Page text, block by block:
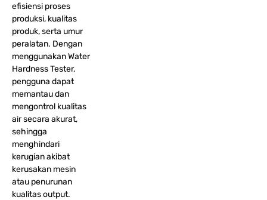
efisiensi proses
produksi, kualitas
produk, serta umur
peralatan. Dengan
menggunakan Water
Hardness Tester,
pengguna dapat
memantau dan
mengontrol kualitas
air secara akurat,
sehingga
menghindari
kerugian akibat
kerusakan mesin
atau penurunan
kualitas output.